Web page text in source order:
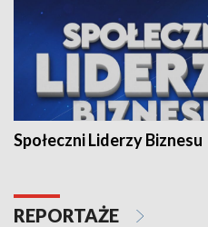
Społeczni Liderzy Biznesu
REPORTAŻE